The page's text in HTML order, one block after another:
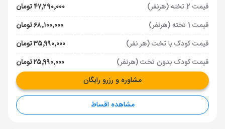
قیمت 2 تخته (هرنفر)
۴۷٬۲۹۰٬۰۰۰ تومان
قیمت 1 تخته (هرنفر)
۶۸٬۱۰۰٬۰۰۰ تومان
قیمت کودک با تخت (هر نفر)
۳۵٬۹۹۰٬۰۰۰ تومان
قیمت کودک بدون تخت (هرنفر)
۲۵٬۹۹۰٬۰۰۰ تومان
مشاوره و رزرو رایگان
مشاهده اقساط